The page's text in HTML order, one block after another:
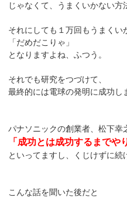
じゃなくて、うまくいかない方
それにしても１万回もうまくい
「だめだこりゃ」
となりますよね、ふつう。
それでも研究をつづけて、
最終的には電球の発明に成功し
パナソニックの創業者、松下幸
「成功とは成功するまでや
といってますし、くじけずに続
こんな話を聞いた後だと